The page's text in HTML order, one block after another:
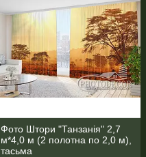
Фото Штори "Танзанія" 2,7
м*4,0 м (2 полотна по 2,0 м),
тасьма